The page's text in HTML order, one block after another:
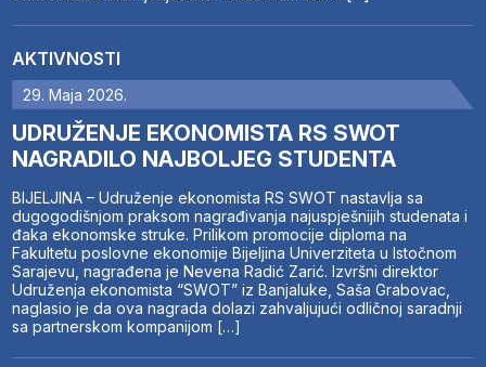
AKTIVNOSTI
29. Maja 2026.
UDRUŽENJE EKONOMISTA RS SWOT
NAGRADILO NAJBOLJEG STUDENTA
BIJELJINA – Udruženje ekonomista RS SWOT nastavlja sa
dugogodišnjom praksom nagrađivanja najuspješnijih studenata i
đaka ekonomske struke. Prilikom promocije diploma na
Fakultetu poslovne ekonomije Bijeljina Univerziteta u Istočnom
Sarajevu, nagrađena je Nevena Radić Zarić. Izvršni direktor
Udruženja ekonomista “SWOT” iz Banjaluke, Saša Grabovac,
naglasio je da ova nagrada dolazi zahvaljujući odličnoj saradnji
sa partnerskom kompanijom […]